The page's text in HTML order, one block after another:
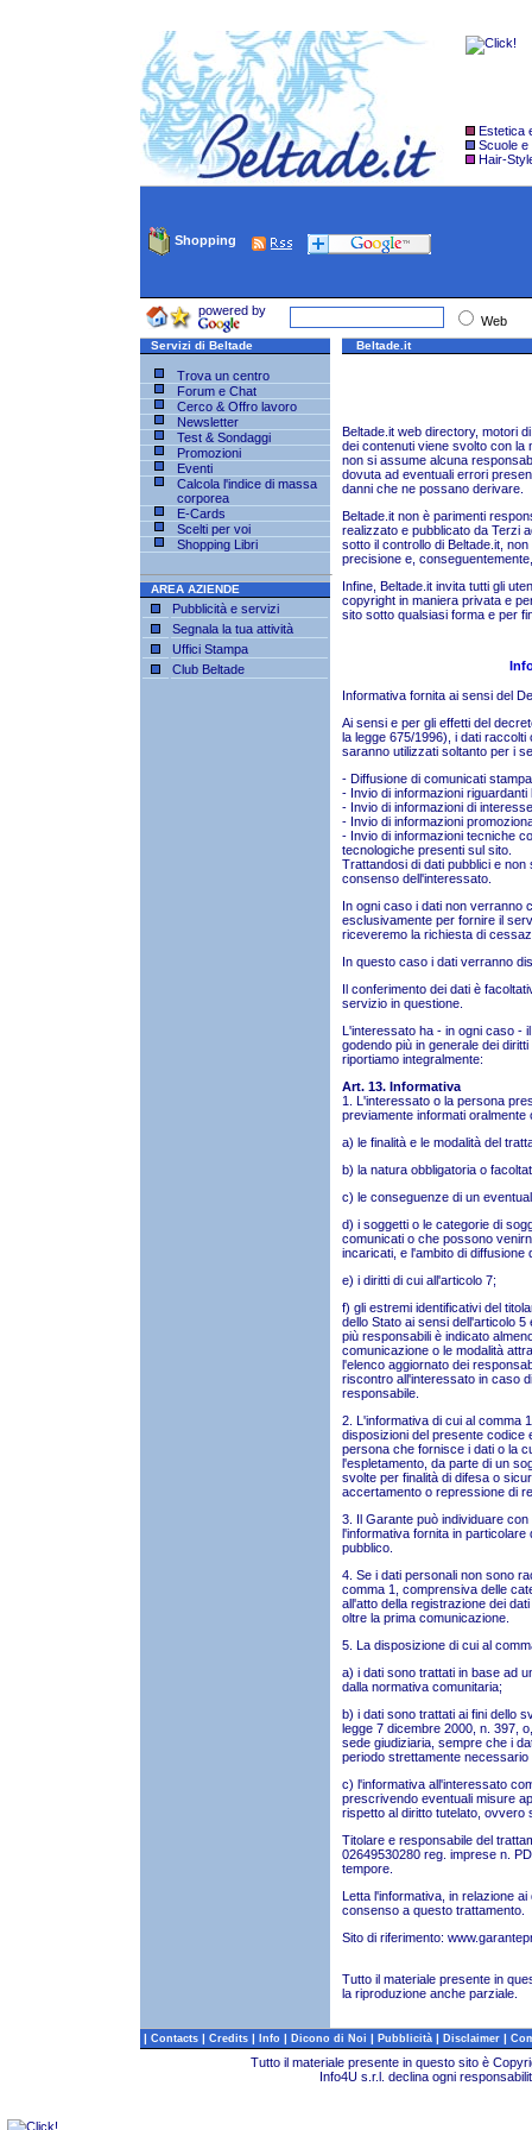
Estetica
Scuole e
Hair-
Shopping
powered by
Web
Servizi di Beltade
Trova un centro
Forum e Chat
Cerco & Offro lavoro
Newsletter
Test & Sondaggi
Promozioni
Eventi
Calcola l'indice di massa
corporea
E-Cards
Scelti per voi
Shopping Libri
AREA AZIENDE
Pubblicità e servizi
Segnala la tua attività
Uffici Stampa
Club Beltade
Beltade.it
Beltade.it web directory, motori
dei contenuti viene svolto con la
non si assume alcuna
dovuta ad eventuali errori
danni che ne possano derivare.
Beltade.it non è parimenti
realizzato e pubblicato da Terzi
sotto il controllo di Beltade.it,
precisione e,
Infine, Beltade.it invita tutti gli
copyright in maniera privata e
sito sotto qualsiasi forma e per
Informativa fornita ai sensi del
Ai sensi e per gli effetti del
la legge 675/1996), i dati
saranno utilizzati soltanto per i
- Diffusione di comunicati
- Invio di informazioni
- Invio di informazioni di
- Invio di informazioni
- Invio di informazioni tecniche
tecnologiche presenti sul sito.
Trattandosi di dati pubblici e
consenso dell'interessato.
In ogni caso i dati non verranno
esclusivamente per fornire il
riceveremo la richiesta di
In questo caso i dati verranno
Il conferimento dei dati è
servizio in questione.
L'interessato ha - in ogni caso -
godendo più in generale dei
riportiamo integralmente:
Art. 13. Informativa
1. L'interessato o la persona
previamente informati oralmente
a) le finalità e le modalità del
b) la natura obbligatoria o
c) le conseguenze di un
d) i soggetti o le categorie di
comunicati o che possono
incaricati, e l'ambito di diffusione
e) i diritti di cui all'articolo 7;
f) gli estremi identificativi del
dello Stato ai sensi dell'articolo
più responsabili è indicato
comunicazione o le modalità
l'elenco aggiornato dei
riscontro all'interessato in caso
responsabile.
2. L'informativa di cui al comma
disposizioni del presente codice
persona che fornisce i dati o la
l'espletamento, da parte di un
svolte per finalità di difesa o
accertamento o repressione di
3. Il Garante può individuare
l'informativa fornita in
pubblico.
4. Se i dati personali non sono
comma 1, comprensiva delle
all'atto della registrazione dei
oltre la prima comunicazione.
5. La disposizione di cui al
a) i dati sono trattati in base ad
dalla normativa comunitaria;
b) i dati sono trattati ai fini dello
legge 7 dicembre 2000, n. 397,
sede giudiziaria, sempre che i
periodo strettamente necessario
c) l'informativa all'interessato
prescrivendo eventuali misure
rispetto al diritto tutelato, ovvero
Titolare e responsabile del
02649530280 reg. imprese n.
tempore.
Letta l'informativa, in relazione
consenso a questo trattamento.
Sito di riferimento:
Tutto il materiale presente in
la riproduzione anche parziale.
| Contacts | Credits | Info | Dicono di Noi | Pubblicità | Disclaimer |
Tutto il materiale presente in questo sito è
Info4U s.r.l. declina ogni